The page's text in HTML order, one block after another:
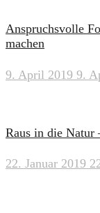
Anspruchsvolle
machen
9. April 2019 9.
Raus in die Natur
22. Januar 2019